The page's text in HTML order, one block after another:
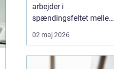
arbejder i
spændingsfeltet mellem
mennesker og forretning.
Fokus er ikke kun på
samarbejde, ledelse og
02 maj 2026